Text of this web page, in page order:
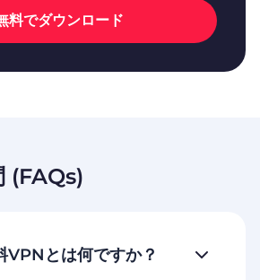
料でダウンロード
(FAQs)
VPNとは何ですか？